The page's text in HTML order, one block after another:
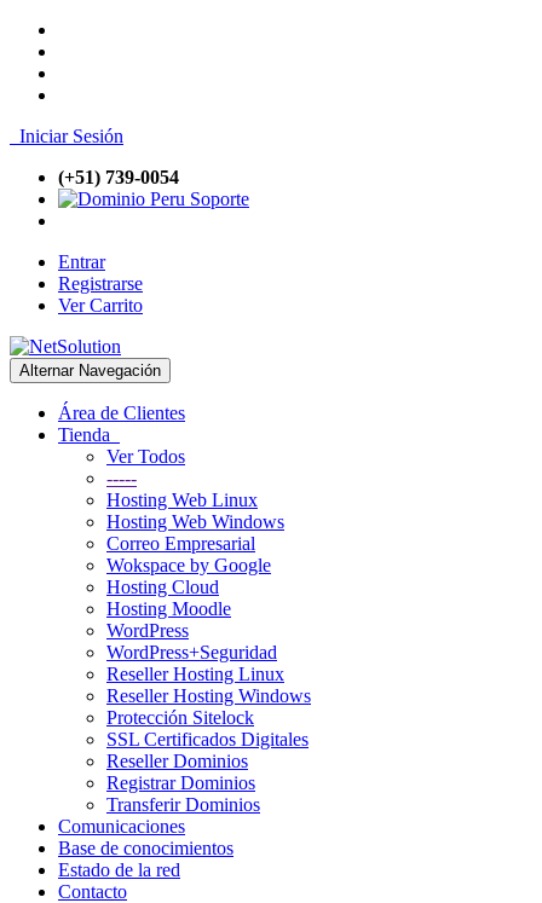
Iniciar Sesión
(+51) 739-0054
Soporte
Entrar
Registrarse
Ver Carrito
Alternar Navegación
Área de Clientes
Tienda
Ver Todos
-----
Hosting Web Linux
Hosting Web Windows
Correo Empresarial
Wokspace by Google
Hosting Cloud
Hosting Moodle
WordPress
WordPress+Seguridad
Reseller Hosting Linux
Reseller Hosting Windows
Protección Sitelock
SSL Certificados Digitales
Reseller Dominios
Registrar Dominios
Transferir Dominios
Comunicaciones
Base de conocimientos
Estado de la red
Contacto